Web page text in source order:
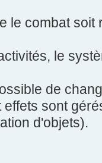
le combat soit
le
de
sont
d'objets).